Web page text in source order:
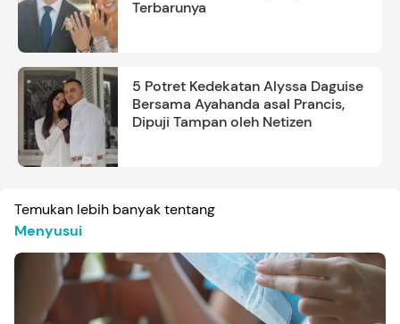
Terbarunya
5 Potret Kedekatan Alyssa Daguise
Bersama Ayahanda asal Prancis,
Dipuji Tampan oleh Netizen
Temukan lebih banyak tentang
Menyusui